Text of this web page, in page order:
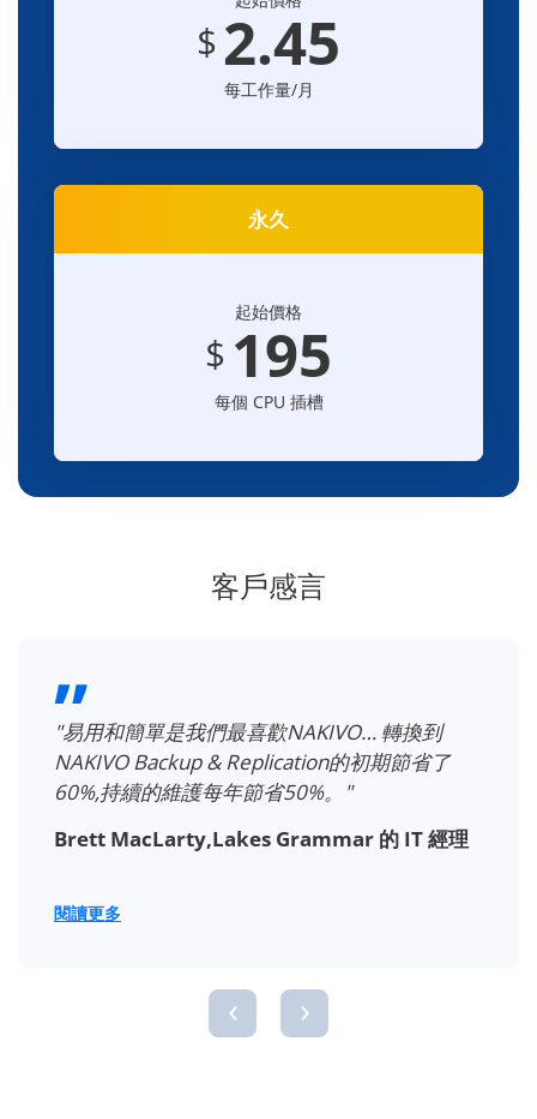
$2.45
每工作量/月
永久
起始價格
$ 195
每個 CPU 插槽
客戶感言
"易用和簡單是我們最喜歡NAKIVO… 轉換到
NAKIVO Backup & Replication的初期節省了
60%,持續的維護每年節省50%。"
Brett MacLarty,Lakes Grammar 的 IT 經理
閱讀更多
‹ ›